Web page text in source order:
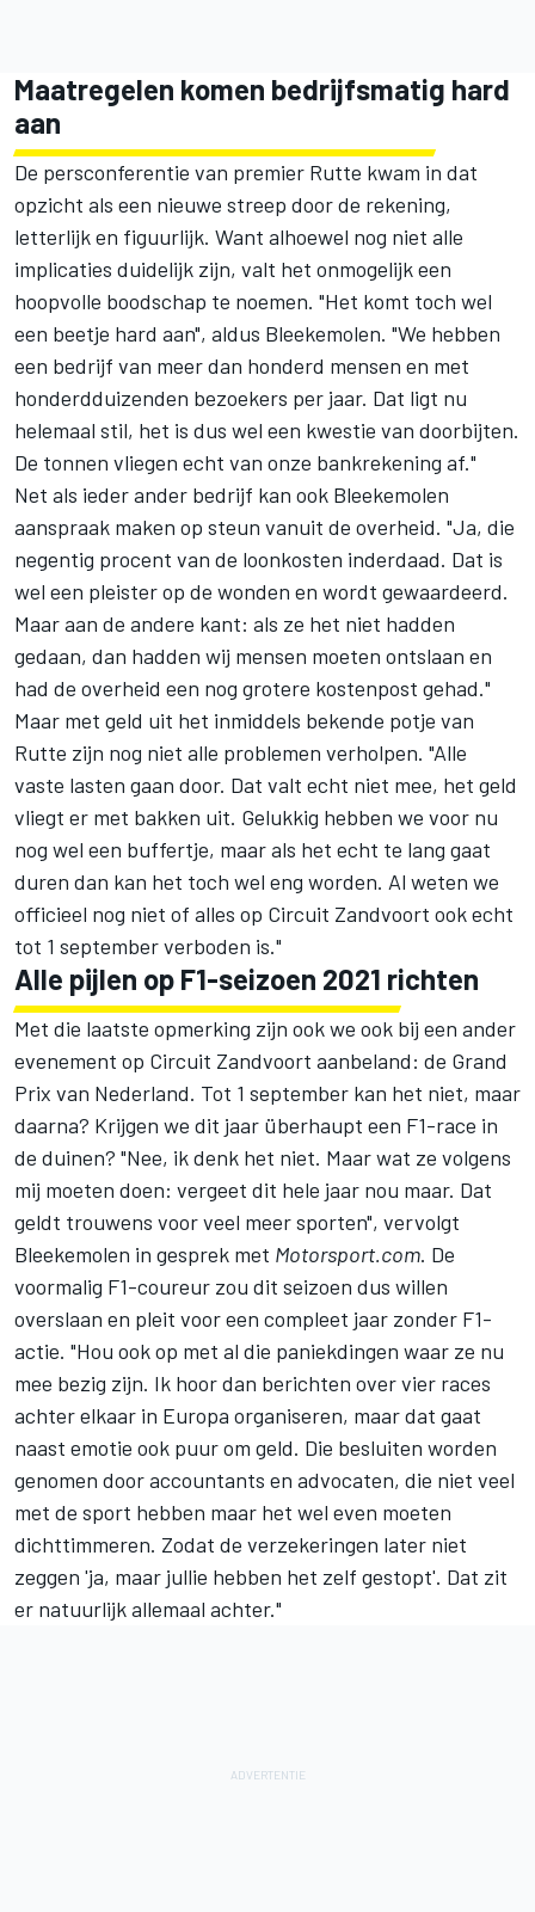
Maatregelen komen bedrijfsmatig hard
aan
De persconferentie van premier Rutte kwam in dat
opzicht als een nieuwe streep door de rekening,
letterlijk en figuurlijk. Want alhoewel nog niet alle
implicaties duidelijk zijn, valt het onmogelijk een
hoopvolle boodschap te noemen. "Het komt toch wel
een beetje hard aan", aldus Bleekemolen. "We hebben
een bedrijf van meer dan honderd mensen en met
honderdduizenden bezoekers per jaar. Dat ligt nu
helemaal stil, het is dus wel een kwestie van doorbijten.
De tonnen vliegen echt van onze bankrekening af."
Net als ieder ander bedrijf kan ook Bleekemolen
aanspraak maken op steun vanuit de overheid. "Ja, die
negentig procent van de loonkosten inderdaad. Dat is
wel een pleister op de wonden en wordt gewaardeerd.
Maar aan de andere kant: als ze het niet hadden
gedaan, dan hadden wij mensen moeten ontslaan en
had de overheid een nog grotere kostenpost gehad."
Maar met geld uit het inmiddels bekende potje van
Rutte zijn nog niet alle problemen verholpen. "Alle
vaste lasten gaan door. Dat valt echt niet mee, het geld
vliegt er met bakken uit. Gelukkig hebben we voor nu
nog wel een buffertje, maar als het echt te lang gaat
duren dan kan het toch wel eng worden. Al weten we
officieel nog niet of alles op Circuit Zandvoort ook echt
tot 1 september verboden is."
Alle pijlen op F1-seizoen 2021 richten
Met die laatste opmerking zijn ook we ook bij een ander
evenement op Circuit Zandvoort aanbeland: de Grand
Prix van Nederland. Tot 1 september kan het niet, maar
daarna? Krijgen we dit jaar überhaupt een F1-race in
de duinen? "Nee, ik denk het niet. Maar wat ze volgens
mij moeten doen: vergeet dit hele jaar nou maar. Dat
geldt trouwens voor veel meer sporten", vervolgt
Bleekemolen in gesprek met Motorsport.com. De
voormalig F1-coureur zou dit seizoen dus willen
overslaan en pleit voor een compleet jaar zonder F1-
actie. "Hou ook op met al die paniekdingen waar ze nu
mee bezig zijn. Ik hoor dan berichten over vier races
achter elkaar in Europa organiseren, maar dat gaat
naast emotie ook puur om geld. Die besluiten worden
genomen door accountants en advocaten, die niet veel
met de sport hebben maar het wel even moeten
dichttimmeren. Zodat de verzekeringen later niet
zeggen 'ja, maar jullie hebben het zelf gestopt'. Dat zit
er natuurlijk allemaal achter."